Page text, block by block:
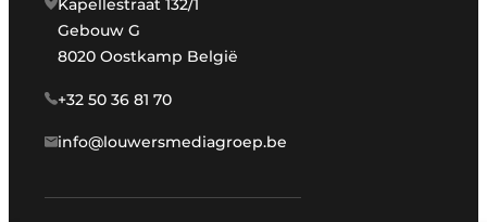
Kapellestraat 132/1
Gebouw G
8020 Oostkamp België
+32 50 36 81 70
info@louwersmediagroep.be